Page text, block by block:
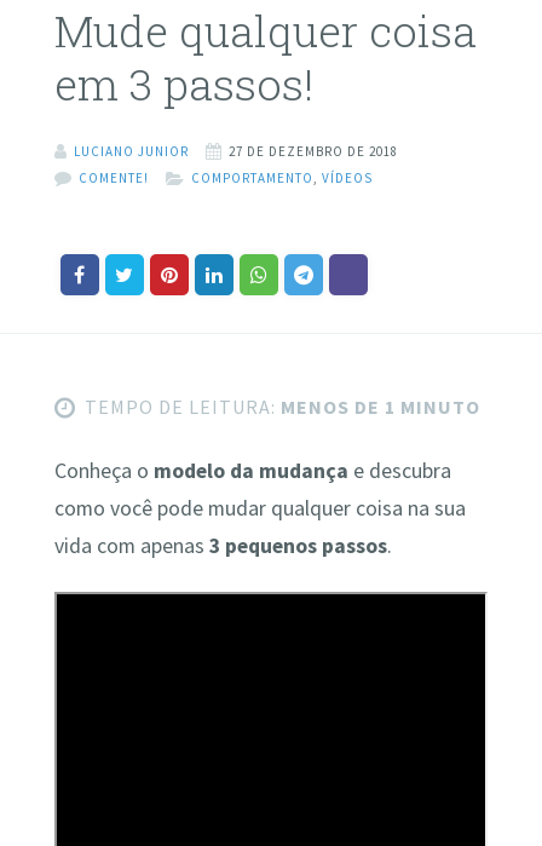
Mude qualquer coisa
em 3 passos!
LUCIANO JUNIOR
27 DE DEZEMBRO DE 2018
COMENTE!
COMPORTAMENTO VÍDEOS
TEMPO DE LEITURA: MENOS DE 1 MINUTO
Conheça o modelo da mudança e descubra
como você pode mudar qualquer coisa na sua
vida com apenas 3 pequenos passos.